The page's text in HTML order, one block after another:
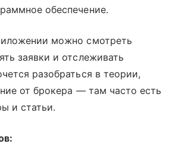
обеспечение.
можно смотреть
заявки и отслеживать
разобраться в теории,
от брокера — там часто есть
и статьи.